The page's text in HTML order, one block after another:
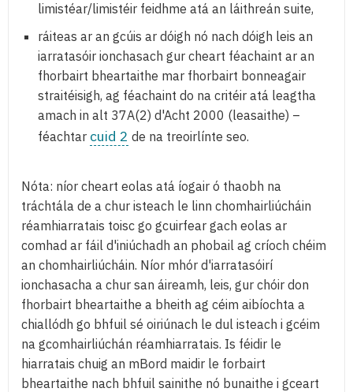
limistéar/limistéir feidhme atá an láithreán suite,
ráiteas ar an gcúis ar dóigh nó nach dóigh leis an
iarratasóir ionchasach gur cheart féachaint ar an
fhorbairt bheartaithe mar fhorbairt bonneagair
straitéisigh, ag féachaint do na critéir atá leagtha
amach in alt 37A(2) d'Acht 2000 (leasaithe) –
féachtar cuid 2 de na treoirlínte seo.
Nóta: níor cheart eolas atá íogair ó thaobh na
tráchtála de a chur isteach le linn chomhairliúcháin
réamhiarratais toisc go gcuirfear gach eolas ar
comhad ar fáil d'iniúchadh an phobail ag críoch chéim
an chomhairliúcháin. Níor mhór d'iarratasóirí
ionchasacha a chur san áireamh, leis, gur chóir don
fhorbairt bheartaithe a bheith ag céim aibíochta a
chiallódh go bhfuil sé oiriúnach le dul isteach i gcéim
na gcomhairliúchán réamhiarratais. Is féidir le
hiarratais chuig an mBord maidir le forbairt
bheartaithe nach bhfuil sainithe nó bunaithe i gceart